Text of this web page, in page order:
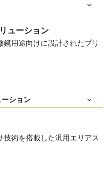
ューション
用途向けに設計されたプリ
ション
技術を搭載した汎用エリアス